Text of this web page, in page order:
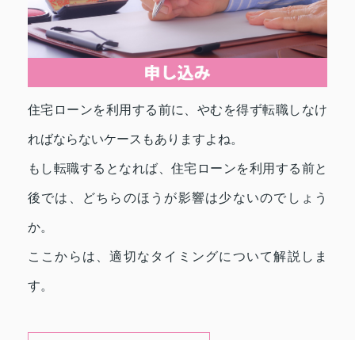
住宅ローンを利用する前に、やむを得ず転職しなけ
ればならないケースもありますよね。
もし転職するとなれば、住宅ローンを利用する前と
後では、どちらのほうが影響は少ないのでしょう
か。
ここからは、適切なタイミングについて解説しま
す。